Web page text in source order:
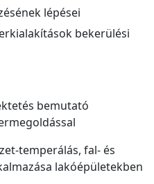
lépései
bekerülési
bemutató
temperálás, fal- és
lakóépületekben